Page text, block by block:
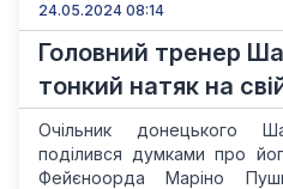
24.05.2024 08:14
Головний тренер
тонкий натяк на
Очільник донецького
поділився думками про
Фейєноорда Маріно